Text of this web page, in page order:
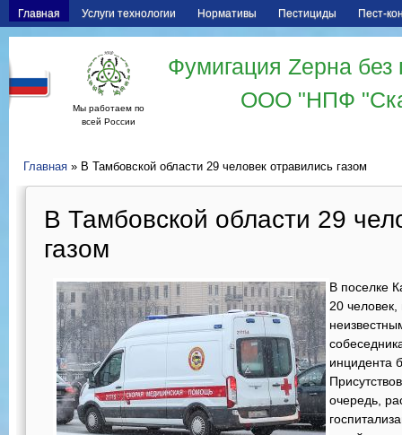
Главная Услуги технологии Нормативы Пестициды Пест-
Мы работаем по
всей России
Фумигация Zерна
ООО "НПФ
Главная » В Тамбовской области 29 человек отравились газом
В Тамбовской области 29
газом
В поселке
20 человек,
инцидента
очередь,